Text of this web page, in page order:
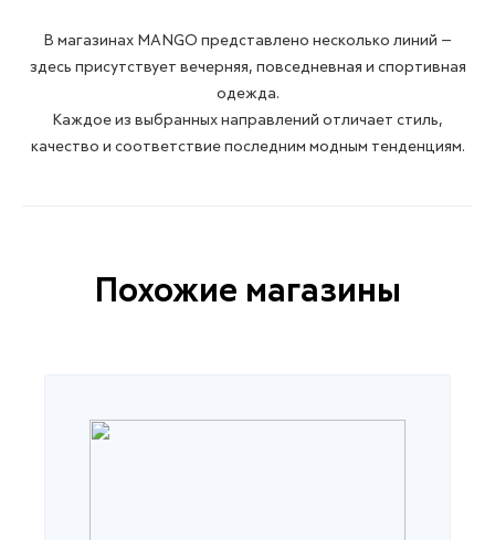
В магазинах MANGO представлено несколько линий —
здесь присутствует вечерняя, повседневная и спортивная
одежда.
Каждое из выбранных направлений отличает стиль,
качество и соответствие последним модным тенденциям.
Похожие магазины